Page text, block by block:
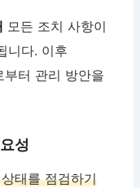
모든 조치 사항이
니다. 이후
터 관리 방안을
성
상태를 점검하기